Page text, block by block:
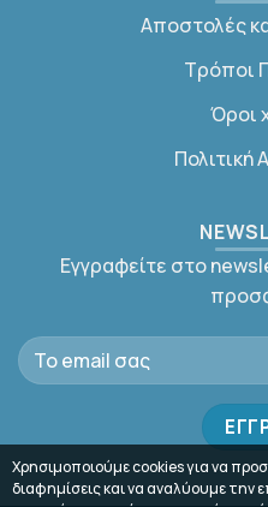
Αποστολές
Τρόποι
Όροι
Πολιτική
Εγγραφείτε στο
Χρησιμοποιούμε cookies για να
διαφημίσεις και να αναλύουμε την